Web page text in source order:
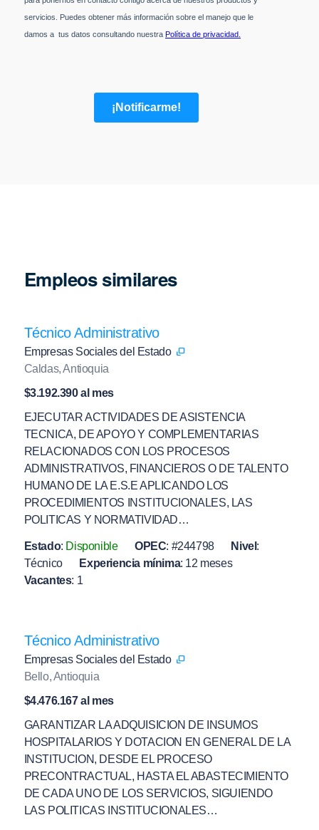
Empleos similares
Técnico Administrativo
Empresas Sociales del Estado
Caldas, Antioquia
$3.192.390 al mes
EJECUTAR ACTIVIDADES DE ASISTENCIA
TECNICA, DE APOYO Y COMPLEMENTARIAS
RELACIONADOS CON LOS PROCESOS
ADMINISTRATIVOS, FINANCIEROS O DE TALENTO
HUMANO DE LA E.S.E APLICANDO LOS
PROCEDIMIENTOS INSTITUCIONALES, LAS
POLITICAS Y NORMATIVIDAD…
Estado: Disponible OPEC: #244798 Nivel :
Técnico
Experiencia mínima: 12 meses
Vacantes: 1
Técnico Administrativo
Empresas Sociales del Estado
Bello, Antioquia
$4.476.167 al mes
GARANTIZAR LA ADQUISICION DE INSUMOS
HOSPITALARIOS Y DOTACION EN GENERAL DE LA
INSTITUCION, DESDE EL PROCESO
PRECONTRACTUAL, HASTA EL ABASTECIMIENTO
DE CADA UNO DE LOS SERVICIOS, SIGUIENDO
LAS POLITICAS INSTITUCIONALES…